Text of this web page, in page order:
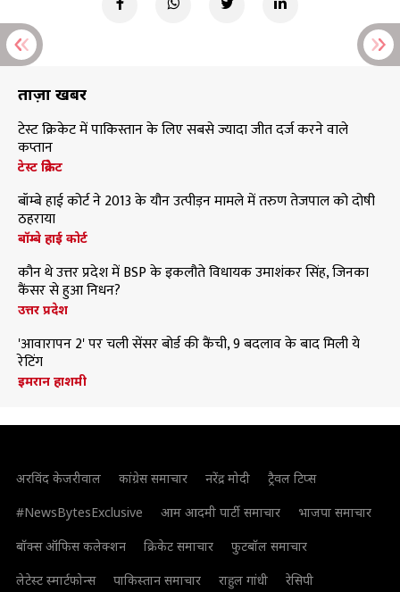
ताज़ा खबरें
टेस्ट क्रिकेट में पाकिस्तान के लिए सबसे ज्यादा जीत दर्ज करने वाले
कप्तान
टेस्ट क्रिकेट
बॉम्बे हाई कोर्ट ने 2013 के यौन उत्पीड़न मामले में तरुण तेजपाल को दोषी
ठहराया
बॉम्बे हाई कोर्ट
कौन थे उत्तर प्रदेश में BSP के इकलौते विधायक उमाशंकर सिंह, जिनका
कैंसर से हुआ निधन?
उत्तर प्रदेश
'आवारापन 2' पर चली सेंसर बोर्ड की कैंची, 9 बदलाव के बाद मिली ये
रेटिंग
इमरान हाशमी
अरविंद केजरीवाल कांग्रेस समाचार नरेंद्र मोदी
ट्रैवल टिप्स
#NewsBytesExclusive
आम आदमी पार्टी समाचार
भाजपा समाचार
बॉक्स ऑफिस कलेक्शन
क्रिकेट समाचार
फुटबॉल समाचार
लेटेस्ट स्मार्टफोन्स
पाकिस्तान समाचार राहुल गांधी
रेसिपी